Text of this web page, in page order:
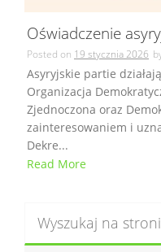
Oświadczenie
Posted on 19 stycznia 2026
Asyryjskie partie
Organizacja
Zjednoczona oraz
zainteresowaniem i
Dekre...
Read More
Wyszukaj na